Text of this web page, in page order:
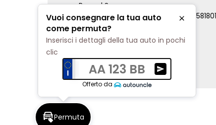
Renord S.p.a.
REA Milano 810796 | P.IVA e C.F.
Cookie Policy
Privacy Policy
Impostazioni di tracciamento
Permuta
Vuoi consegnare la tua auto
come permuta?
Chiudi
Inserisci i dettagli della tua auto in pochi
clic
AA 123 BB
Ricevi una
Offerto da